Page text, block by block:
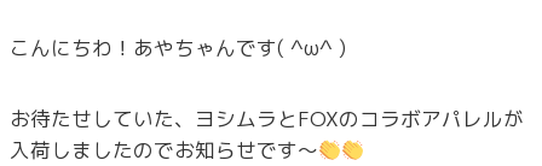
こんにちわ！あやちゃんです( ^ω^ )
お待たせしていた、ヨシムラとFOXのコラボアパレルが
入荷しましたのでお知らせです～